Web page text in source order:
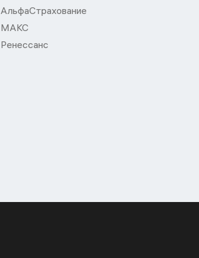
АльфаСтрахование
МАКС
Ренессанс